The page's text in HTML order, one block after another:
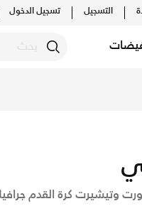
التسجيل تسجيل الدخول
وتيشيرت كرة القدم